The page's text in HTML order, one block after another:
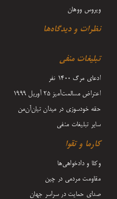
ویروس ووهان
نظرات و دیدگاه‌ها
تبلیغات منفی
ادعای مرگ 1400 نفر
اعتراض مسالمت‌آمیز ۲۵ آوریل ۱۹۹۹
حقه خودسوزی در میدان تیان‌آن‌من
سایر تبلیغات منفی
کارما و تقوا
وکلا و دادخواهی‌ها
مقاومت مردمی در چین
صدای حمایت در سراسر جهان